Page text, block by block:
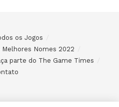
os Jogos
Melhores Nomes 2022
parte do The Game Times